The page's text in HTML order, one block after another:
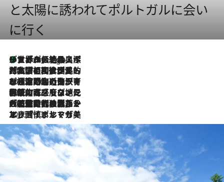
と太陽に誘われてポルトガルに会い
に行く
9 Hours Ago
リスボンの絶品スイーツ「パステル・デ・ナタ」とは？ポルトガル伝統の奥深い世界へ
2026.7.27
「私の祖国はポルトガル語です」国民的詩人フェルナンド・ペソアと、彼が愛した文学の街を歩く
2026.7.26
ポルトガル近海が育む極上の海の幸。キリリと冷えた白ワインと愉しむ、シーフード専門店の贅沢
2026.7.22
伝統の味をモダンに昇華。高感度な地元客が集う、リスボンの最旬ガストロノミー
2026.7.21
大航海時代の栄華から、震災、独裁、そして革命へ。ポルトガル・首都リスボンの石畳に刻まれた「歴史の光と影」
2026.7.13
エッセイ・ヤマザキマリ「慎ましくも美しき国 ポルトガル」